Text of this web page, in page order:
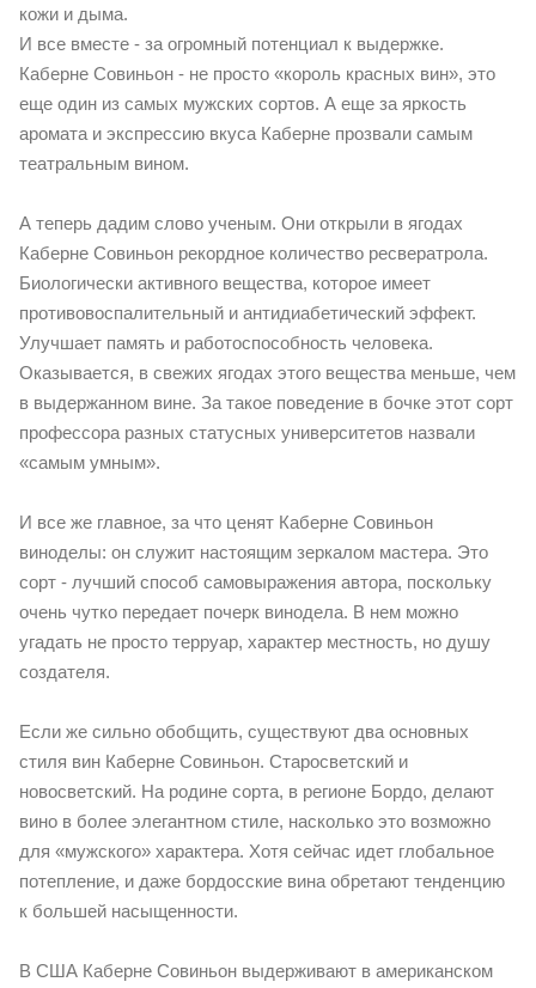
кожи и дыма.
И все вместе - за огромный потенциал к выдержке.
Каберне Совиньон - не просто «король красных вин», это
еще один из самых мужских сортов. А еще за яркость
аромата и экспрессию вкуса Каберне прозвали самым
театральным вином.
А теперь дадим слово ученым. Они открыли в ягодах
Каберне Совиньон рекордное количество ресвератрола.
Биологически активного вещества, которое имеет
противовоспалительный и антидиабетический эффект.
Улучшает память и работоспособность человека.
Оказывается, в свежих ягодах этого вещества меньше, чем
в выдержанном вине. За такое поведение в бочке этот сорт
профессора разных статусных университетов назвали
«самым умным».
И все же главное, за что ценят Каберне Совиньон
виноделы: он служит настоящим зеркалом мастера. Это
сорт - лучший способ самовыражения автора, поскольку
очень чутко передает почерк винодела. В нем можно
угадать не просто терруар, характер местность, но душу
создателя.
Если же сильно обобщить, существуют два основных
стиля вин Каберне Совиньон. Старосветский и
новосветский. На родине сорта, в регионе Бордо, делают
вино в более элегантном стиле, насколько это возможно
для «мужского» характера. Хотя сейчас идет глобальное
потепление, и даже бордосские вина обретают тенденцию
к большей насыщенности.
В США Каберне Совиньон выдерживают в американском